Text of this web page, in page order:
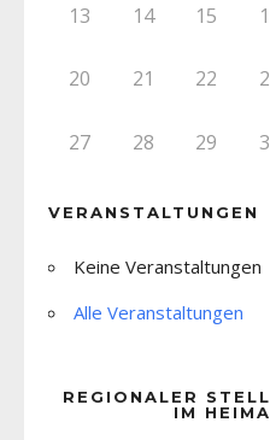
13 14 15
20 21 22
27 28 29
VERANSTALTUNGEN
Keine Veranstaltungen
Alle Veranstaltungen
REGIONALER
IM